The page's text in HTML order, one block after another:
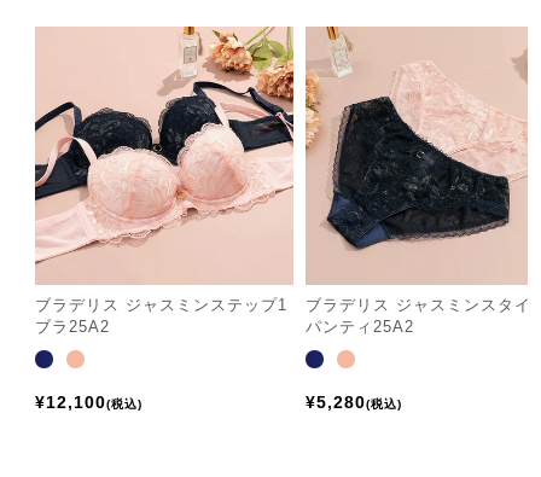
ブラデリス ジャスミンステップ1
ブラ25A2
¥12,100 税込
ブラデリス ジャスミンスタイ
パンティ25A2
¥5,280 税込